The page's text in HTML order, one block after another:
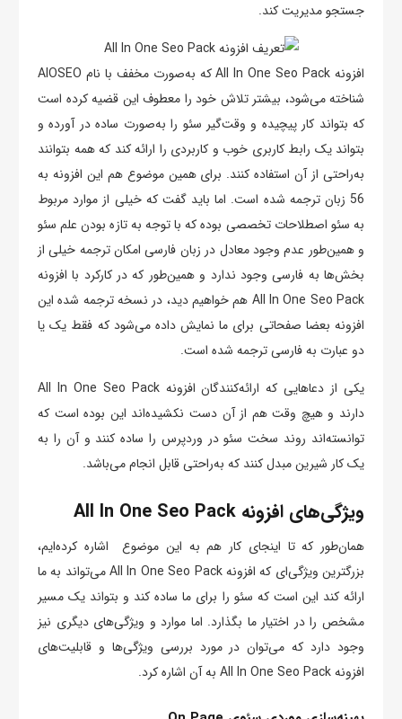
جستجو مدیریت کند.
افزونه All In One Seo Pack که به‌‌صورت مخفف با نام AIOSEO
شناخته می‌شود، بیشتر تلاش خود را معطوف این قضیه کرده است
که بتواند کار پیچیده و وقت‌گیر سئو را به‌صورت ساده در آورده و
بتواند یک رابط کاربری خوب و کاربردی را ارائه کند که همه بتوانند
به‌راحتی از آن استفاده کنند. برای همین موضوع هم این افزونه به
56 زبان ترجمه شده است. اما باید گفت که خیلی از موارد مربوط
به سئو اصطلاحات تخصصی بوده که با توجه به تازه بودن علم سئو
و همین‌طور عدم وجود معادل در زبان فارسی امکان ترجمه خیلی از
بخش‌ها به فارسی وجود ندارد و همین‌طور که در کارکرد با افزونه
All In One Seo Pack هم خواهیم دید، در نسخه ترجمه شده این
افزونه بعضا صفحاتی برای ما نمایش داده می‌شود که فقط یک یا
دو عبارت به فارسی ترجمه شده است.
یکی از دعاهایی که ارائه‌کنندگان افزونه All In One Seo Pack
دارند و هیچ وقت هم از آن دست نکشیده‌اند این بوده است که
توانسته‌اند روند سخت سئو در وردپرس را ساده کنند و آن را به
یک کار شیرین مبدل کنند که به‌راحتی قابل انجام می‌باشد.
ویژگی‌های افزونه All In One Seo Pack
همان‌طور که تا اینجای کار هم به این موضوع اشاره کرده‌ایم،
بزرگترین ویژگی‌ای که افزونه All In One Seo Pack می‌تواند به ما
ارائه کند این است که سئو را برای ما ساده کند و بتواند یک مسیر
مشخص را در اختیار ما بگذارد. اما موارد و ویژگی‌های دیگری نیز
وجود دارد که می‌توان در مورد بررسی ویژگی‌ها و قابلیت‌های
افزونه All In One Seo Pack به آن اشاره کرد.